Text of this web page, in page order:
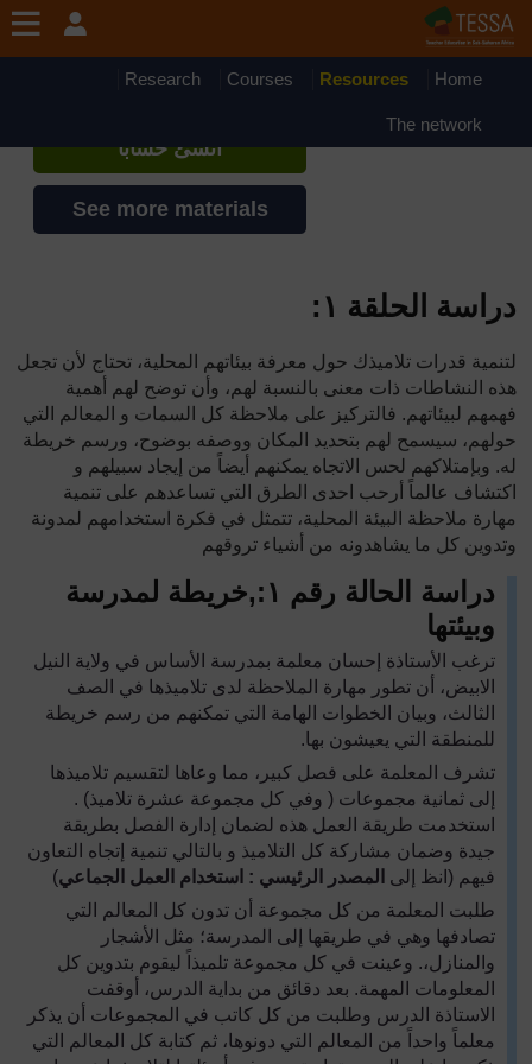
Home
Resources
Courses
Research
The network
إذا أنشأت حسابا، يمكنك أن تنشئ ملفاً
شخصياً على الموقع
أنشئ حساباً
See more materials
دراسة الحلقة ١ :
لتنمية قدرات تلاميذك حول معرفة بيئاتهم المحلية، تحتاج لأن تجعل
هذه النشاطات ذات معنى بالنسبة لهم، وأن توضح لهم أهمية
فهمهم لبيئاتهم. فالتركيز على ملاحظة كل السمات و المعالم التي
حولهم، سيسمح لهم بتحديد المكان ووصفه بوضوح، ورسم خريطة
له. وبإمتلاكهم لحس الاتجاه يمكنهم أيضاً من إيجاد سبيلهم و
اكتشاف عالماً أرحب احدى الطرق التي تساعدهم على تنمية
مهارة ملاحظة البيئة المحلية، تتمثل في فكرة استخدامهم لمدونة
وتدوين كل ما يشاهدونه من أشياء تروقهم
دراسة الحالة رقم ١ :
,خريطة لمدرسة
وبيئتها
ترغب الأستاذة إحسان معلمة بمدرسة الأساس في ولاية النيل
الابيض، أن تطور مهارة الملاحظة لدى تلاميذها في الصف
الثالث، وبيان الخطوات الهامة التي تمكنهم من رسم خريطة
للمنطقة التي يعيشون بها.
تشرف المعلمة على فصل كبير، مما وعاها لتقسيم تلاميذها
إلى ثمانية مجموعات ( وفي كل مجموعة عشرة تلاميذ) .
استخدمت طريقة العمل هذه لضمان إدارة الفصل بطريقة
جيدة وضمان مشاركة كل التلاميذ و بالتالي تنمية إتجاه التعاون
فيهم (انظ إلى
المصدر الرئيسي : استخدام العمل الجماعي)
طلبت المعلمة من كل مجموعة أن تدون كل المعالم التي
تصادفها وهي في طريقها إلى المدرسة؛ مثل الأشجار
والمنازل،. وعينت في كل مجموعة تلميذاً ليقوم بتدوين كل
المعلومات المهمة. بعد دقائق من بداية الدرس، أوقفت
الاستاذة الدرس وطلبت من كل كاتب في المجموعات أن يذكر
معلماً واحداً من المعالم التي دونوها، ثم كتابة كل المعالم التي